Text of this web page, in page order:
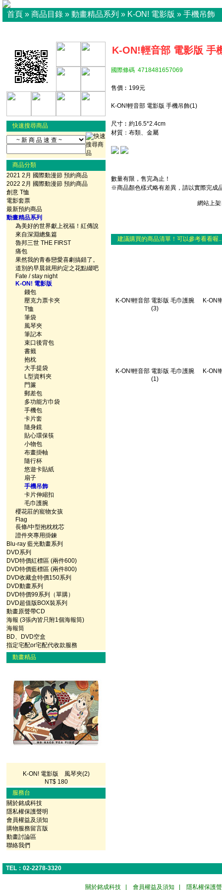
首頁 » 商品目錄 » 動畫精品系列 » K-ON! 電影版 » 手機吊飾
快速搜尋商品
商品分類
2021 2月 國際動漫節 預約商品
2022 2月 國際動漫節 預約商品
創意 T恤
電影套票
最新預約商品
動畫精品系列
為美好的世界獻上祝福！紅傳說
來自深淵總集篇
魯邦三世 THE FIRST
痛包
果然我的青春戀愛喜劇搞錯了。
道別的早晨就用約定之花點綴吧
Fate / stay night
K-ON! 電影版
錢包
壓克力票卡夾
T恤
筆袋
風琴夾
筆記本
束口後背包
書籤
抱枕
大手提袋
L型資料夾
門簾
郵差包
多功能方巾袋
手機包
卡片套
隨身鏡
貼心環保筷
小物包
布畫掛軸
隨行杯
悠遊卡貼紙
扇子
手機吊飾
卡片伸縮扣
毛巾護腕
櫻花莊的寵物女孩
Flag
長條/中型抱枕枕芯
證件夾專用掛鍊
Blu-ray 藍光動畫系列
DVD系列
DVD特價紅標區 (兩件600)
DVD特價藍標區 (兩件800)
DVD收藏盒特價150系列
DVD動畫系列
DVD特價99系列（單購）
DVD超值版BOX裝系列
動畫原聲帶CD
海報 (3張內皆只附1個海報筒)
海報筒
BD、DVD空盒
指定宅配or宅配代收款服務
動畫精品
K-ON! 電影版 風琴夾(2)
NT$ 180
服務台
關於銘成科技
隱私權保護聲明
會員權益及須知
購物服務留言版
動畫討論區
聯絡我們
K-ON!輕音部 電影版 手
國際條碼 4718481657069
售價︰199元
K-ON!輕音部 電影版 手機吊飾(1)
尺寸︰約16.5*2.4cm
材質：布類、金屬
數量有限，售完為止！
※商品顏色樣式略有差異，請以實際完成
網站上
建議購買的商品清單！可以參考看看喔
K-ON!輕音部 電影版 毛巾護腕
(3)
K-ON!
K-ON!輕音部 電影版 毛巾護腕
(1)
K-ON!
TEL：02-2278-3320
關於銘成科技 會員權益及須知 隱私權保護